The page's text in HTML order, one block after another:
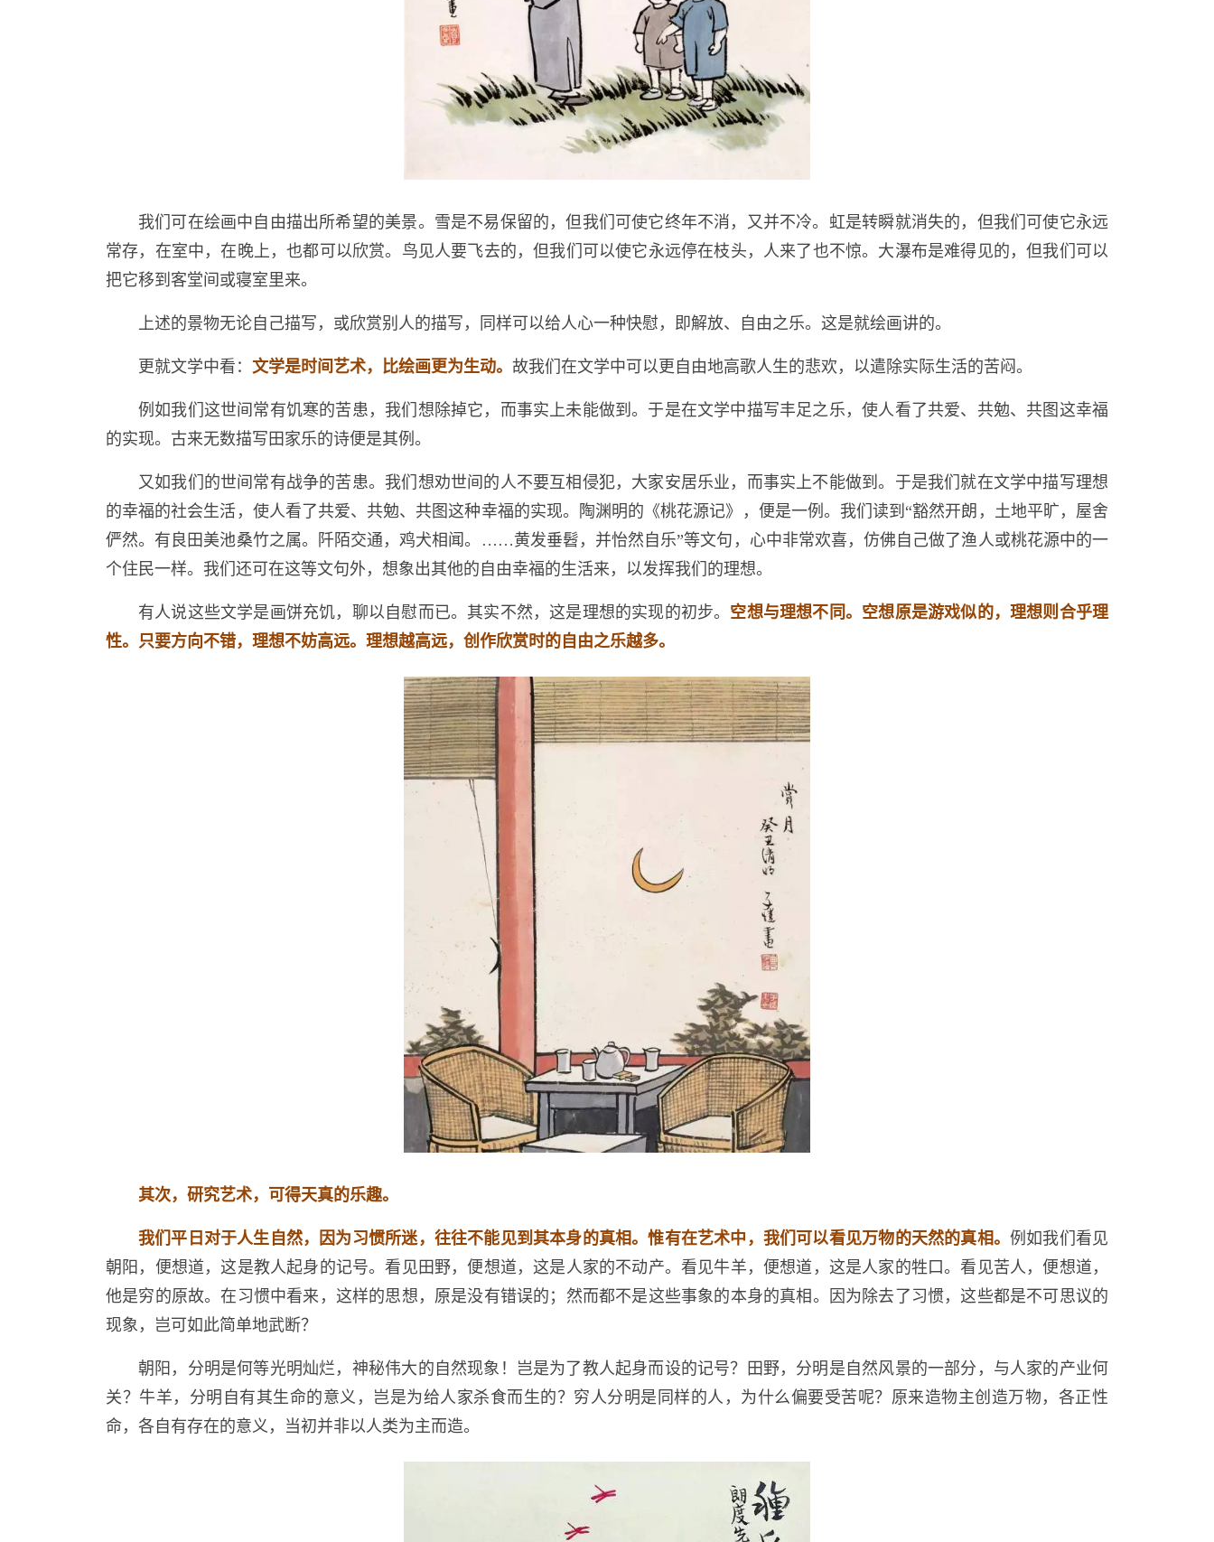
我们可在绘画中自由描出所希望的美景。雪是不易保留的，但我们可使它终年不消，又并不冷。虹是转瞬就消失的，但我们可使它永远
常存，在室中，在晚上，也都可以欣赏。鸟见人要飞去的，但我们可以使它永远停在枝头，人来了也不惊。大瀑布是难得见的，但我们可以
把它移到客堂间或寝室里来。
上述的景物无论自己描写，或欣赏别人的描写，同样可以给人心一种快慰，即解放、自由之乐。这是就绘画讲的。
更就文学中看： 文学是时间艺术，比绘画更为生动。 故我们在文学中可以更自由地高歌人生的悲欢，以遣除实际生活的苦闷。
例如我们这世间常有饥寒的苦患，我们想除掉它，而事实上未能做到。于是在文学中描写丰足之乐，使人看了共爱、共勉、共图这幸福
的实现。古来无数描写田家乐的诗便是其例。
又如我们的世间常有战争的苦患。我们想劝世间的人不要互相侵犯，大家安居乐业，而事实上不能做到。于是我们就在文学中描写理想
的幸福的社会生活，使人看了共爱、共勉、共图这种幸福的实现。陶渊明的《桃花源记》，便是一例。我们读到“豁然开朗，土地平旷，屋舍
俨然。有良田美池桑竹之属。阡陌交通，鸡犬相闻。……黄发垂髫，并怡然自乐”等文句，心中非常欢喜，仿佛自己做了渔人或桃花源中的一
个住民一样。我们还可在这等文句外，想象出其他的自由幸福的生活来，以发挥我们的理想。
有人说这些文学是画饼充饥，聊以自慰而已。其实不然，这是理想的实现的初步。 空想与理想不同。空想原是游戏似的，理想则合乎理
性。只要方向不错，理想不妨高远。理想越高远，创作欣赏时的自由之乐越多。
其次，研究艺术，可得天真的乐趣。
我们平日对于人生自然，因为习惯所迷，往往不能见到其本身的真相。惟有在艺术中，我们可以看见万物的天然的真相。 例如我们看见
朝阳，便想道，这是教人起身的记号。看见田野，便想道，这是人家的不动产。看见牛羊，便想道，这是人家的牲口。看见苦人，便想道，
他是穷的原故。在习惯中看来，这样的思想，原是没有错误的；然而都不是这些事象的本身的真相。因为除去了习惯，这些都是不可思议的
现象，岂可如此简单地武断？
朝阳，分明是何等光明灿烂，神秘伟大的自然现象！岂是为了教人起身而设的记号？田野，分明是自然风景的一部分，与人家的产业何
关？牛羊，分明自有其生命的意义，岂是为给人家杀食而生的？穷人分明是同样的人，为什么偏要受苦呢？原来造物主创造万物，各正性
命，各自有存在的意义，当初并非以人类为主而造。